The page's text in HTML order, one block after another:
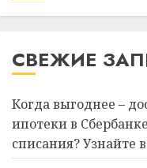
СВЕЖИЕ
Когда выгоднее –
ипотеки в
списания? Узнайте